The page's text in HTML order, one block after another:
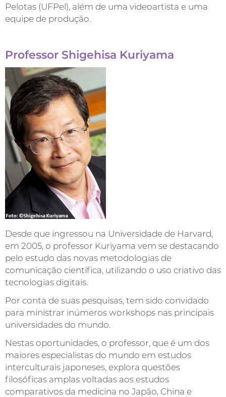
Pelotas (UFPel), além de uma videoartista e uma
equipe de produção.
Professor Shigehisa Kuriyama
Desde que ingressou na Universidade de Harvard,
em 2005, o professor Kuriyama vem se destacando
pelo estudo das novas metodologias de
comunicação científica, utilizando o uso criativo das
tecnologias digitais.
Por conta de suas pesquisas, tem sido convidado
para ministrar inúmeros workshops nas principais
universidades do mundo.
Nestas oportunidades, o professor, que é um dos
maiores especialistas do mundo em estudos
interculturais japoneses, explora questões
filosóficas amplas voltadas aos estudos
comparativos da medicina no Japão, China e